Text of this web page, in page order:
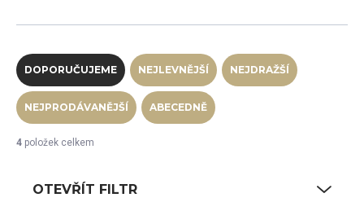
Řazení produktů
DOPORUČUJEME NEJLEVNĚJŠÍ NEJDRAŽŠÍ
NEJPRODÁVANĚJŠÍ ABECEDNĚ
4 položek celkem
OTEVŘÍT FILTR